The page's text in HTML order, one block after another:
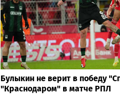
Булыкин не верит в победу
"Краснодаром" в матче РПЛ